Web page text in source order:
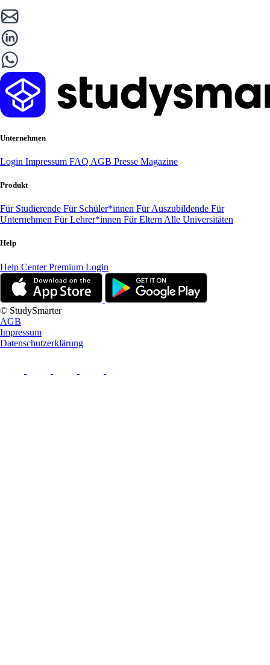
Unternehmen
Login Impressum FAQ AGB Presse Magazine
Produkt
Für Studierende Für Schüler*innen Für Auszubildende Für
Unternehmen Für Lehrer*innen Für Eltern Alle Universitäten
Help
Help CenterPremium Login
© StudySmarter
AGB
Impressum
Datenschutzerklärung